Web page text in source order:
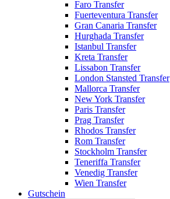
Faro Transfer
Fuerteventura Transfer
Gran Canaria Transfer
Hurghada Transfer
Istanbul Transfer
Kreta Transfer
Lissabon Transfer
London Stansted Transfer
Mallorca Transfer
New York Transfer
Paris Transfer
Prag Transfer
Rhodos Transfer
Rom Transfer
Stockholm Transfer
Teneriffa Transfer
Venedig Transfer
Wien Transfer
Gutschein